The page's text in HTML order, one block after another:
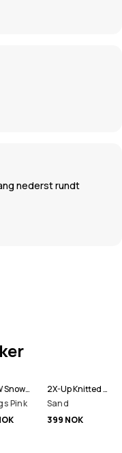
nederst rundt
Iconic W Snowboardbukse Dame
Pink
2X-Up Knitted Ansiktsmasker
Sand
399 NOK